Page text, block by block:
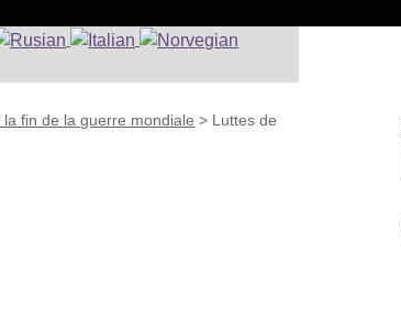
fin de la guerre mondiale > Luttes de